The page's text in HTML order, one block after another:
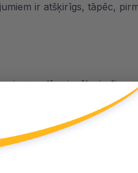
ir atšķirīgs, tāpēc,
ir populāra izvēle, jo šim
Neliels ir gan
no keramzīta),